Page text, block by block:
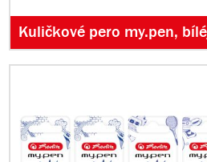
Kuličkové pero my.pen,